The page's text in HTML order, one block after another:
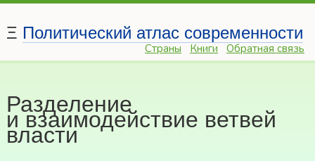
Ξ Политический атлас современности
Страны Книги Обратная связь
Разделение
и взаимодействие ветвей
власти